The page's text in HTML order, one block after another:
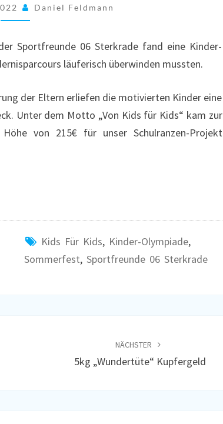
SOMMERFEST
SPORTFREUNDE
06
Daniel Feldmann
Sportfreunde 06 Sterkrade fand eine Kinder-
läuferisch überwinden mussten.
der Eltern erliefen die motivierten Kinder eine
Unter dem Motto „Von Kids für Kids“ kam zur
von 215€ für unser Schulranzen-Projekt
Kids Für Kids, Kinder-Olympiade,
Sommerfest, Sportfreunde 06 Sterkrade
NÄCHSTER
5kg „Wundertüte“ Kupfergeld